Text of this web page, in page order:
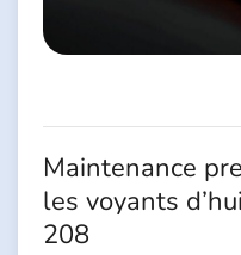
Maintenance
les voyants
208